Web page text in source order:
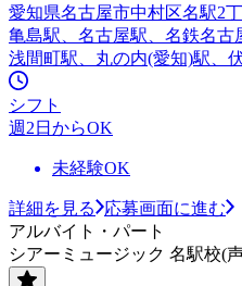
愛知県名古屋市中村区名駅2
亀島駅、名古屋駅、名鉄名古
浅間町駅、丸の内(愛知)駅、
シフト
週2日からOK
未経験OK
詳細を見る
応募画面に進む
アルバイト・パート
シアーミュージック 名駅校(